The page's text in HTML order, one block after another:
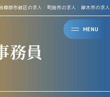
MENU
模原市緑区の求人・町田市の求人・厚木市の求
務員